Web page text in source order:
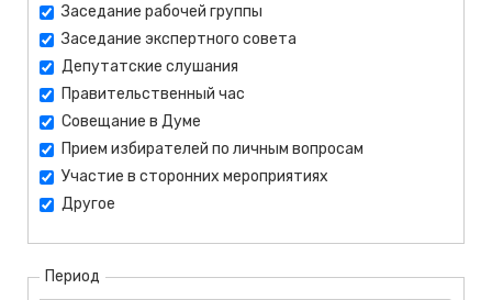
Заседание рабочей группы
Заседание экспертного совета
Депутатские слушания
Правительственный час
Совещание в Думе
Прием избирателей по личным вопросам
Участие в сторонних мероприятиях
Другое
Период